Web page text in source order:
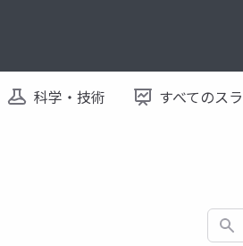
科学・技術 すべてのス
検索